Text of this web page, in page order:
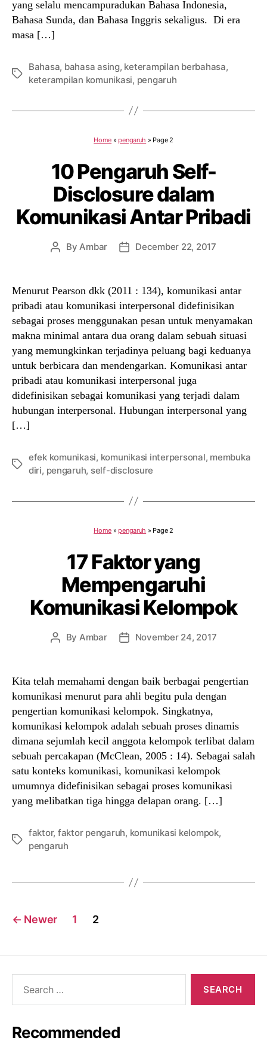
yang selalu mencampuradukan Bahasa Indonesia,
Bahasa Sunda, dan Bahasa Inggris sekaligus. Di era
masa […]
Tags
Bahasa, bahasa asing, keterampilan berbahasa,
keterampilan komunikasi, pengaruh
Home »pengaruh » Page 2
10 Pengaruh Self-
Disclosure dalam
Komunikasi Antar Pribadi
PostByAmbar
PostDecember 22, 2017
Menurut Pearson dkk (2011 : 134), komunikasi antar
pribadi atau komunikasi interpersonal didefinisikan
sebagai proses menggunakan pesan untuk menyamakan
makna minimal antara dua orang dalam sebuah situasi
yang memungkinkan terjadinya peluang bagi keduanya
untuk berbicara dan mendengarkan. Komunikasi antar
pribadi atau komunikasi interpersonal juga
didefinisikan sebagai komunikasi yang terjadi dalam
hubungan interpersonal. Hubungan interpersonal yang
[…]
Tags
efek komunikasi, komunikasi interpersonal, membuka
diri, pengaruh, self-disclosure
Home »pengaruh » Page 2
17 Faktor yang
Mempengaruhi
Komunikasi Kelompok
Post
By Ambar
PostNovember 24, 2017
Kita telah memahami dengan baik berbagai pengertian
komunikasi menurut para ahli begitu pula dengan
pengertian komunikasi kelompok. Singkatnya,
komunikasi kelompok adalah sebuah proses dinamis
dimana sejumlah kecil anggota kelompok terlibat dalam
sebuah percakapan (McClean, 2005 : 14). Sebagai salah
satu konteks komunikasi, komunikasi kelompok
umumnya didefinisikan sebagai proses komunikasi
yang melibatkan tiga hingga delapan orang. […]
Tags
faktor, faktor pengaruh, komunikasi kelompok,
pengaruh
Posts
← Newer 1 2
Recommended